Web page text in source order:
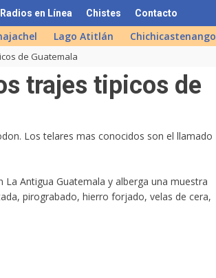
Radios en Línea Chistes Contacto
Lago Atitlán Chichicastenango
de Guatemala
trajes tipicos de
Los telares mas conocidos son el llamado
La Antigua Guatemala y alberga una muestra
pirograbado, hierro forjado, velas de cera,